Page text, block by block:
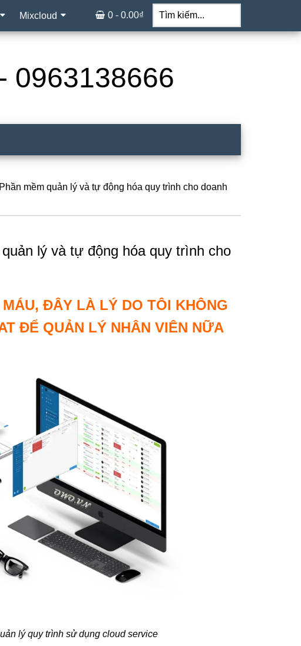
Mixcloud
Tìm
kiếm...
0 - 0.00₫
0963138666
mềm quản lý và tự động hóa quy trình cho doanh
lý và tự động hóa quy trình cho
ĐÂY LÀ LÝ DO TÔI KHÔNG
ĐỂ QUẢN LÝ NHÂN VIÊN NỮA
lý quy trình sử dụng cloud service